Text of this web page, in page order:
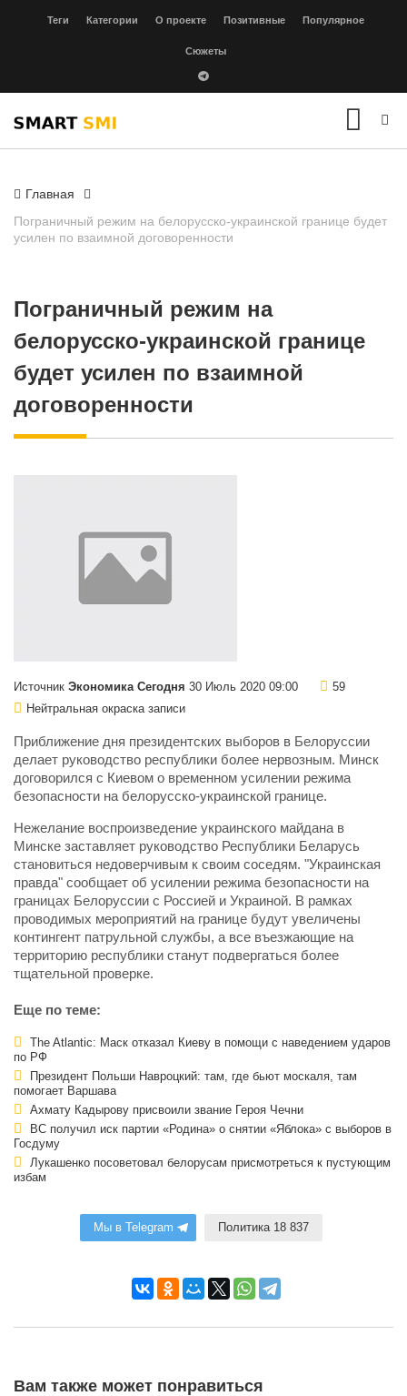
Теги Категории О проекте Позитивные Популярное
Сюжеты
Главная
Пограничный режим на белорусско-украинской границе будет
усилен по взаимной договоренности
Пограничный режим на
белорусско-украинской границе
будет усилен по взаимной
договоренности
Источник Экономика Сегодня 30 Июль 2020 09:00
59
Нейтральная окраска записи
Приближение дня президентских выборов в Белоруссии
делает руководство республики более нервозным. Минск
договорился с Киевом о временном усилении режима
безопасности на белорусско-украинской границе.
Нежелание воспроизведение украинского майдана в
Минске заставляет руководство Республики Беларусь
становиться недоверчивым к своим соседям. "Украинская
правда" сообщает об усилении режима безопасности на
границах Белоруссии с Россией и Украиной. В рамках
проводимых мероприятий на границе будут увеличены
контингент патрульной службы, а все въезжающие на
территорию республики станут подвергаться более
тщательной проверке.
Еще по теме:
The Atlantic: Маск отказал Киеву в помощи с наведением ударов
по РФ
Президент Польши Навроцкий: там, где бьют москаля, там
помогает Варшава
Ахмату Кадырову присвоили звание Героя Чечни
ВС получил иск партии «Родина» о снятии «Яблока» с выборов в
Госдуму
Лукашенко посоветовал белорусам присмотреться к пустующим
избам
Мы в Telegram Политика 18 837
Вам также может понравиться